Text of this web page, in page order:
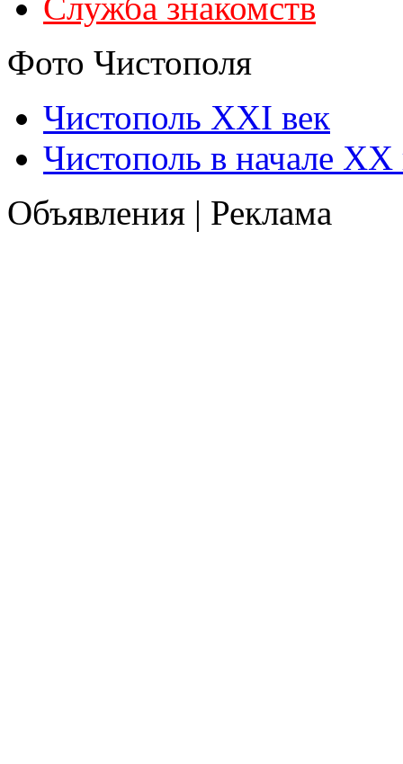
Фото Чистополя
Чистополь XXI век
Чистополь в начале XX
Объявления | Реклама